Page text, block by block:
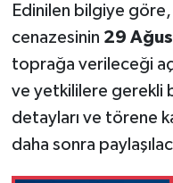
Edinilen bilgiye
cenazesinin 29
toprağa verileceği
ve yetkililere gerekli
detayları ve törene
daha sonra